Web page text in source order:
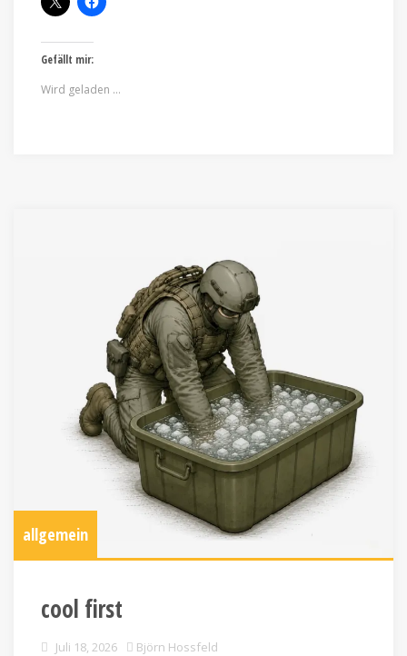
Gefällt mir:
Wird geladen …
allgemein
cool first
Juli 18, 2026 Björn Hossfeld